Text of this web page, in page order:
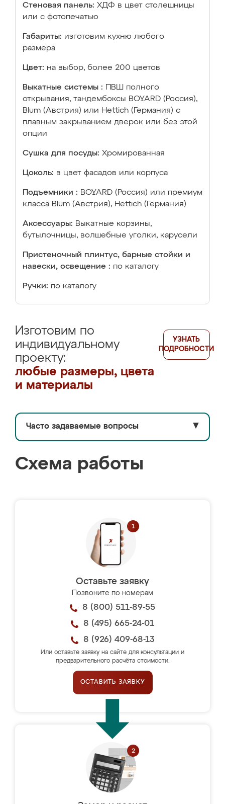
Стеновая панель: ХДФ в цвет столешницы
или с фотопечатью
Габариты: изготовим кухню любого
размера
Цвет: на выбор, более 200 цветов
Выкатные системы :
ПВШ полного
открывания, тандембоксы BOYARD (Россия),
Blum (Австрия) или Hettich (Германия) с
плавным закрыванием дверок или без этой
опции
Сушка для посуды: Хромированная
Цоколь: в цвет фасадов или корпуса
Подъемники : BOYARD (Россия) или премиум
класса Blum (Австрия), Hettich (Германия)
Аксессуары: Выкатные корзины,
бутылочницы, волшебные уголки, карусели
Пристеночный плинтус, барные стойки и
навески, освещение : по каталогу
Ручки: по каталогу
Изготовим по
индивидуальному
проекту:
любые размеры, цвета
и материалы
УЗНАТЬ
ПОДРОБНОСТИ
Часто задаваемые вопросы ▼
Схема работы
Оставьте заявку
Позвоните по номерам
8 (800) 511-89-55
8 (495) 665-24-01
8 (926) 409-68-13
Или оставьте заявку на сайте для консультации и
предварительного расчёта стоимости.
ОСТАВИТЬ ЗАЯВКУ